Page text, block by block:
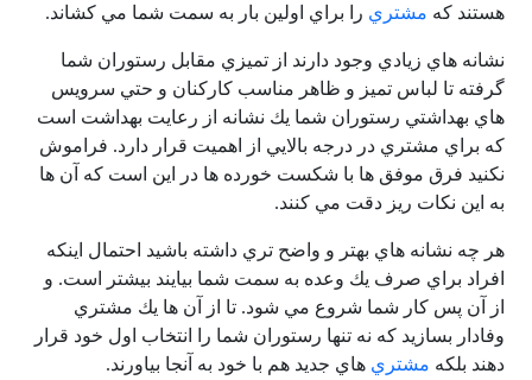
هستند كه مشتري را براي اولين بار به سمت شما مي كشاند.
نشانه هاي زيادي وجود دارند از تميزي مقابل رستوران شما
گرفته تا لباس تميز و ظاهر مناسب كاركنان و حتي سرويس
هاي بهداشتي رستوران شما يك نشانه از رعايت بهداشت است
كه براي مشتري در درجه بالايي از اهميت قرار دارد. فراموش
نكنيد فرق موفق ها با شكست خورده ها در اين است كه آن ها
به اين نكات ريز دقت مي كنند.
هر چه نشانه هاي بهتر و واضح تري داشته باشيد احتمال اينكه
افراد براي صرف يك وعده به سمت شما بيايند بيشتر است. و
از آن پس كار شما شروع مي شود. تا از آن ها يك مشتري
وفادار بسازيد كه نه تنها رستوران شما را انتخاب اول خود قرار
دهند بلكه مشتري هاي جديد هم با خود به آنجا بياورند.